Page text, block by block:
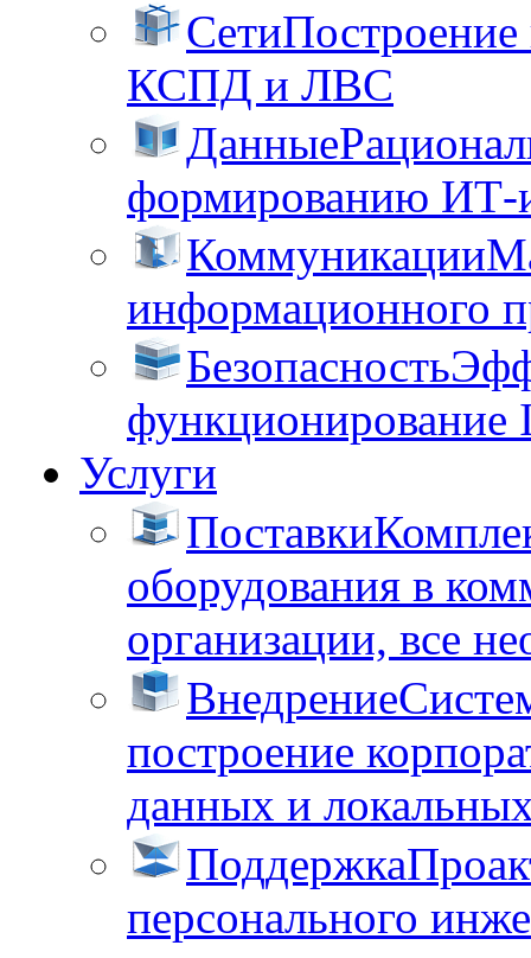
Сети
КСПД и ЛВС
Данные
формированию ИТ-
Коммуникации
информационного
Безопасность
функционирование
Услуги
Поставки
оборудования в
организации, все
Внедрение
построение
данных и
Поддержка
персонального